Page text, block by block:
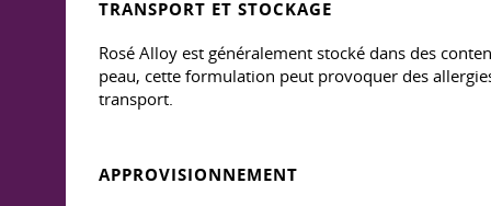
TRANSPORT ET STOCKAGE
Rosé Alloy est généralement stocké dans des
peau, cette formulation peut provoquer des
transport.
APPROVISIONNEMENT